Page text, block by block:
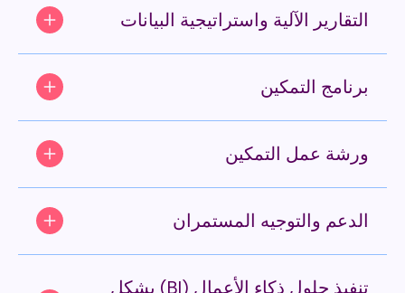
التقارير الآلية واستراتيجية البيانات
برنامج التمكين
ورشة عمل التمكين
الدعم والتوجيه المستمران
تنفيذ حلول ذكاء الأعمال (BI) بشكل